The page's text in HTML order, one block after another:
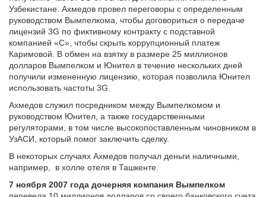
Узбекистане. Ахмедов провел переговоры с определенным
руководством Вымпелкома, чтобы договориться о передаче
лицензий 3G по фиктивному контракту с подставной
компанией «C», чтобы скрыть коррупционный платеж
Каримовой. В обмен на взятку в размере 25 миллионов
долларов Вымпелком и Юнител в течение нескольких дней
получили измененную лицензию, которая позволила Юнител
использовать частоты 3G.
Ахмедов служил посредником между Вымпелкомом и
руководством Юнител, а также государственными
регуляторами, в том числе высокопоставленным чиновником в
УзАСИ, который помог заключить сделку.
В некоторых случаях Ахмедов получал деньги наличными,
например, в холле отеля в Ташкенте.
7 ноября 2007 года дочерняя компания Вымпелком